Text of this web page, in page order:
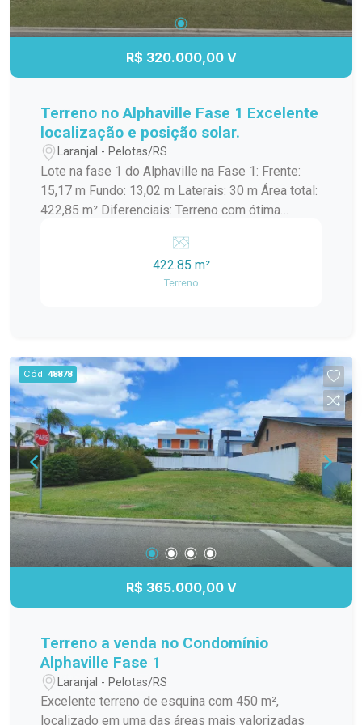
R$ 320.000,00 V
Terreno no Alphaville Fase 1 Excelente
localização e posição solar.
Laranjal - Pelotas/RS
Lote na fase 1 do Alphaville na Fase 1: Frente:
15,17 m Fundo: 13,02 m Laterais: 30 m Área total:
422,85 m² Diferenciais: Terreno com ótima
favorável para construção Localizado em uma
das melhores fases do condomínio Condomínio
fechado com segurança e alto padrão construtivo
organizadas
422.85 m²
Terreno
Cód. 48878
R$ 365.000,00 V
Terreno a venda no Condomínio
Alphaville Fase 1
Laranjal - Pelotas/RS
Excelente terreno de esquina com 450 m²,
localizado em uma das áreas mais valorizadas